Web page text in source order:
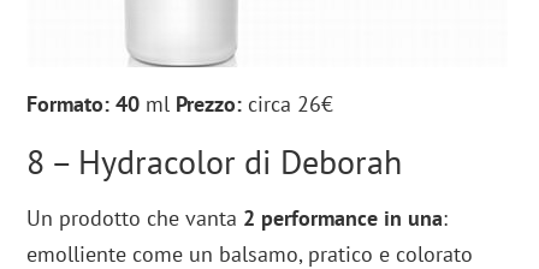
Formato: 40 ml Prezzo: circa 26€
8 – Hydracolor di Deborah
Un prodotto che vanta 2 performance in una:
emolliente come un balsamo, pratico e colorato